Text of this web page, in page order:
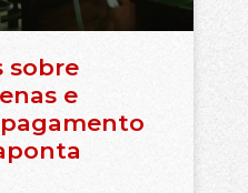
sobre
e